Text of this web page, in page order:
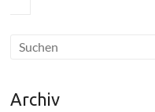
Archiv